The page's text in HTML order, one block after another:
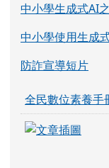
中小學生成式AI
中小學使用生成
防詐宣導短片
全民數位素養手